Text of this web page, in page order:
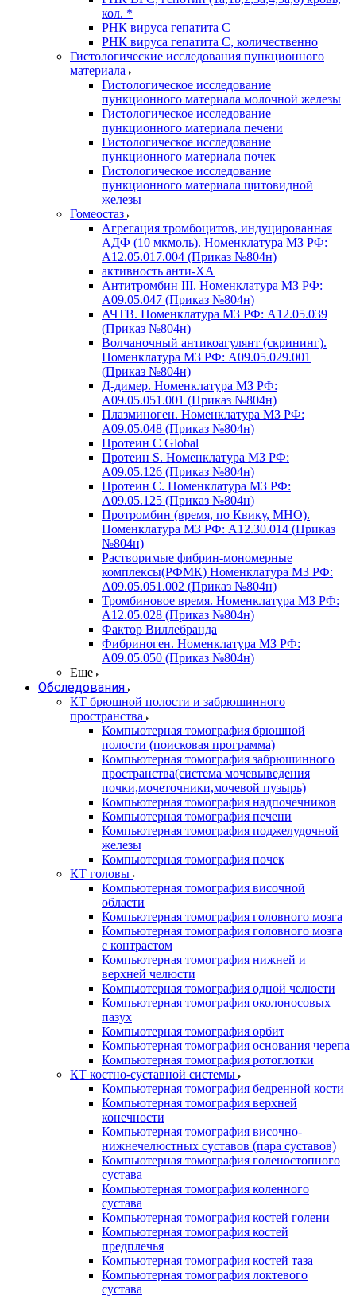
кол. *
РНК вируса гепатита C
РНК вируса гепатита C, количественно
Гистологические исследования пункционного
материала
Гистологическое исследование
пункционного материала молочной железы
Гистологическое исследование
пункционного материала печени
Гистологическое исследование
пункционного материала почек
Гистологическое исследование
пункционного материала щитовидной
железы
Гомеостаз
Агрегация тромбоцитов, индуцированная
АДФ (10 мкмоль). Номенклатура МЗ РФ:
A12.05.017.004 (Приказ №804н)
активность анти-ХА
Антитромбин III. Номенклатура МЗ РФ:
A09.05.047 (Приказ №804н)
АЧТВ. Номенклатура МЗ РФ: A12.05.039
(Приказ №804н)
Волчаночный антикоагулянт (скрининг).
Номенклатура МЗ РФ: A09.05.029.001
(Приказ №804н)
Д-димер. Номенклатура МЗ РФ:
A09.05.051.001 (Приказ №804н)
Плазминоген. Номенклатура МЗ РФ:
A09.05.048 (Приказ №804н)
Протеин C Global
Протеин S. Номенклатура МЗ РФ:
A09.05.126 (Приказ №804н)
Протеин С. Номенклатура МЗ РФ:
A09.05.125 (Приказ №804н)
Протромбин (время, по Квику, МНО).
Номенклатура МЗ РФ: A12.30.014 (Приказ
№804н)
Растворимые фибрин-мономерные
комплексы(РФМК) Номенклатура МЗ РФ:
A09.05.051.002 (Приказ №804н)
Тромбиновое время. Номенклатура МЗ РФ:
A12.05.028 (Приказ №804н)
Фактор Виллебранда
Фибриноген. Номенклатура МЗ РФ:
A09.05.050 (Приказ №804н)
Еще
Обследования
КТ брюшной полости и забрюшинного
пространства
Компьютерная томография брюшной
полости (поисковая программа)
Компьютерная томография забрюшинного
пространства(система мочевыведения
почки,мочеточники,мочевой пузырь)
Компьютерная томография надпочечников
Компьютерная томография печени
Компьютерная томография поджелудочной
железы
Компьютерная томография почек
КТ головы
Компьютерная томография височной
области
Компьютерная томография головного мозга
Компьютерная томография головного мозга
с контрастом
Компьютерная томография нижней и
верхней челюсти
Компьютерная томография одной челюсти
Компьютерная томография околоносовых
пазух
Компьютерная томография орбит
Компьютерная томография основания черепа
Компьютерная томография ротоглотки
КТ костно-суставной системы
Компьютерная томография бедренной кости
Компьютерная томография верхней
конечности
Компьютерная томография височно-
нижнечелюстных суставов (пара суставов)
Компьютерная томография голеностопного
сустава
Компьютерная томография коленного
сустава
Компьютерная томография костей голени
Компьютерная томография костей
предплечья
Компьютерная томография костей таза
Компьютерная томография локтевого
сустава